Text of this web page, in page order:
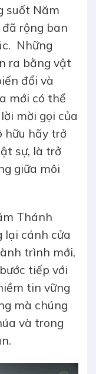
suốt Năm
rộng ban
Những
ra bằng vật
đổi và
mới có thể
mời gọi của
hữu hãy trở
sự, là trở
giữa môi
Thánh
lại cánh cửa
trình mới,
tiếp với
tin vững
mà chúng
và trong